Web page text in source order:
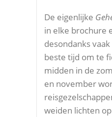
De eigenlijke
in elke brochure
desondanks
beste tijd om te
midden in de
en november
weiden lichten